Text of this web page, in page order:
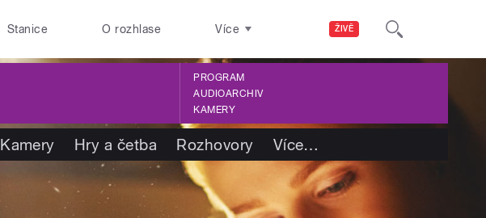
ŽIVĚ
Stanice O rozhlase Více
PROGRAM
AUDIOARCHIV
KAMERY
Kamery Hry a četba Rozhovory Více…